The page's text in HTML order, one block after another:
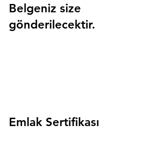
Belgeniz size
gönderilecektir.
Emlak Sertifikası